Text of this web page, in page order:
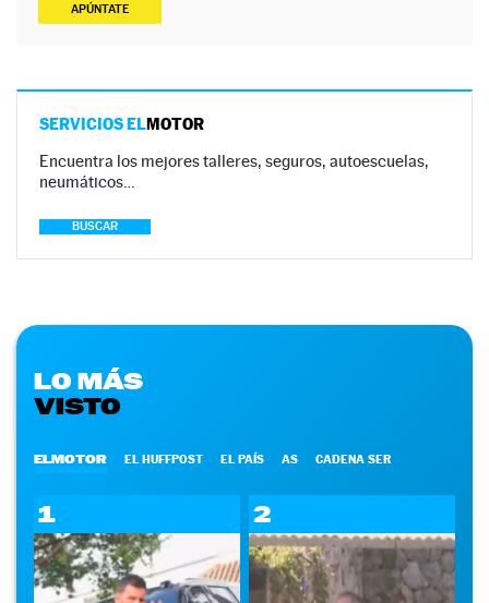
APÚNTATE
SERVICIOS ELMOTOR
Encuentra los mejores talleres, seguros, autoescuelas,
neumáticos…
BUSCAR
LO MÁS
VISTO
ELMOTOR EL HUFFPOST EL PAÍS AS CADENA SER
1 2